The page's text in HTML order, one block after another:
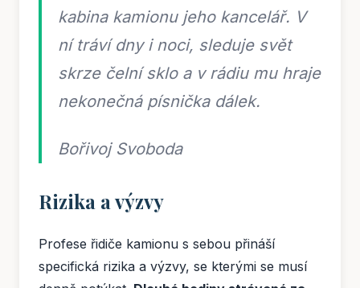
kabina kamionu jeho kancelář. V
ní tráví dny i noci, sleduje svět
skrze čelní sklo a v rádiu mu hraje
nekonečná písnička dálek.
Bořivoj Svoboda
Rizika a výzvy
Profese řidiče kamionu s sebou přináší
specifická rizika a výzvy, se kterými se musí